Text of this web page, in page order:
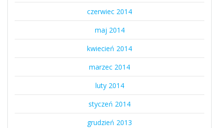
czerwiec 2014
maj 2014
kwiecień 2014
marzec 2014
luty 2014
styczeń 2014
grudzień 2013